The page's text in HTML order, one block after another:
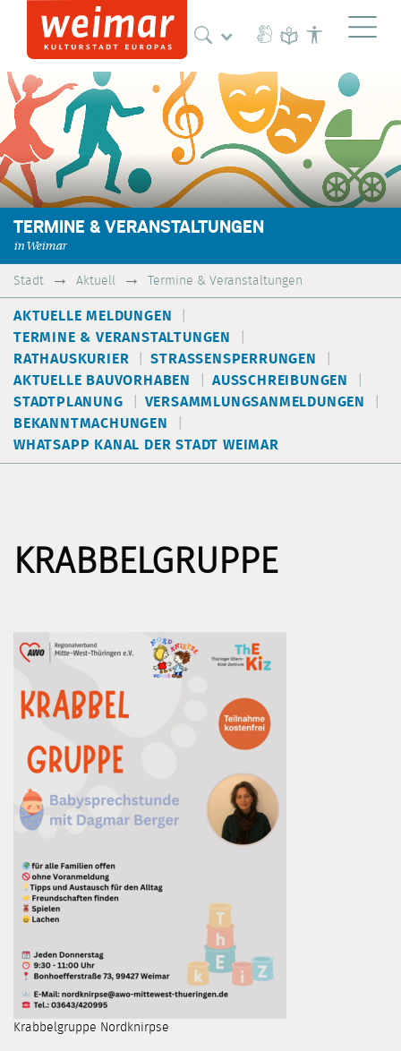
TERMINE & VERANSTALTUNGEN
in Weimar
Stadt Aktuell Termine & Veranstaltungen
AKTUELLE MELDUNGEN
TERMINE & VERANSTALTUNGEN
RATHAUSKURIER
STRASSENSPERRUNGEN
AKTUELLE BAUVORHABEN
AUSSCHREIBUNGEN
STADTPLANUNG
VERSAMMLUNGSANMELDUNGEN
BEKANNTMACHUNGEN
WHATSAPP KANAL DER STADT WEIMAR
KRABBELGRUPPE
Krabbelgruppe Nordknirpse